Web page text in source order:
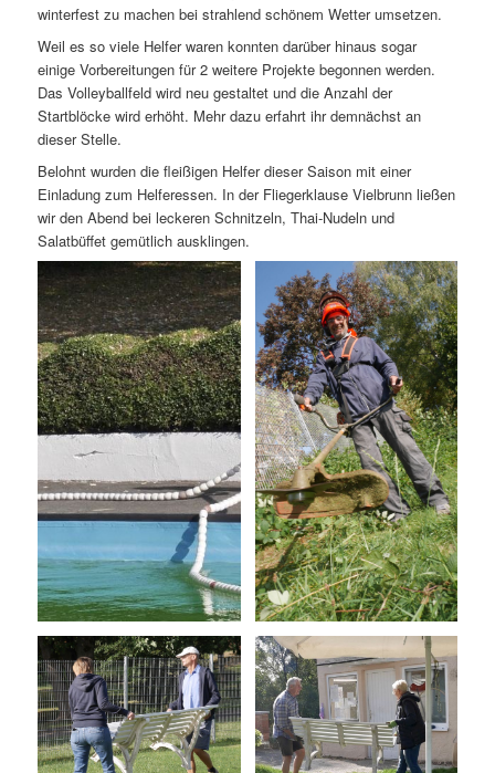
winterfest zu machen bei strahlend schönem Wetter umsetzen.
Weil es so viele Helfer waren konnten darüber hinaus sogar
einige Vorbereitungen für 2 weitere Projekte begonnen werden.
Das Volleyballfeld wird neu gestaltet und die Anzahl der
Startblöcke wird erhöht. Mehr dazu erfahrt ihr demnächst an
dieser Stelle.
Belohnt wurden die fleißigen Helfer dieser Saison mit einer
Einladung zum Helferessen. In der Fliegerklause Vielbrunn ließen
wir den Abend bei leckeren Schnitzeln, Thai-Nudeln und
Salatbüffet gemütlich ausklingen.